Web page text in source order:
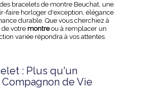
bracelets de montre Beuchat, une
faire horloger d'exception, élégance
durable. Que vous cherchiez à
votre montreou à remplacer un
variée répondra à vos attentes.
: Plus qu'un
de Vie